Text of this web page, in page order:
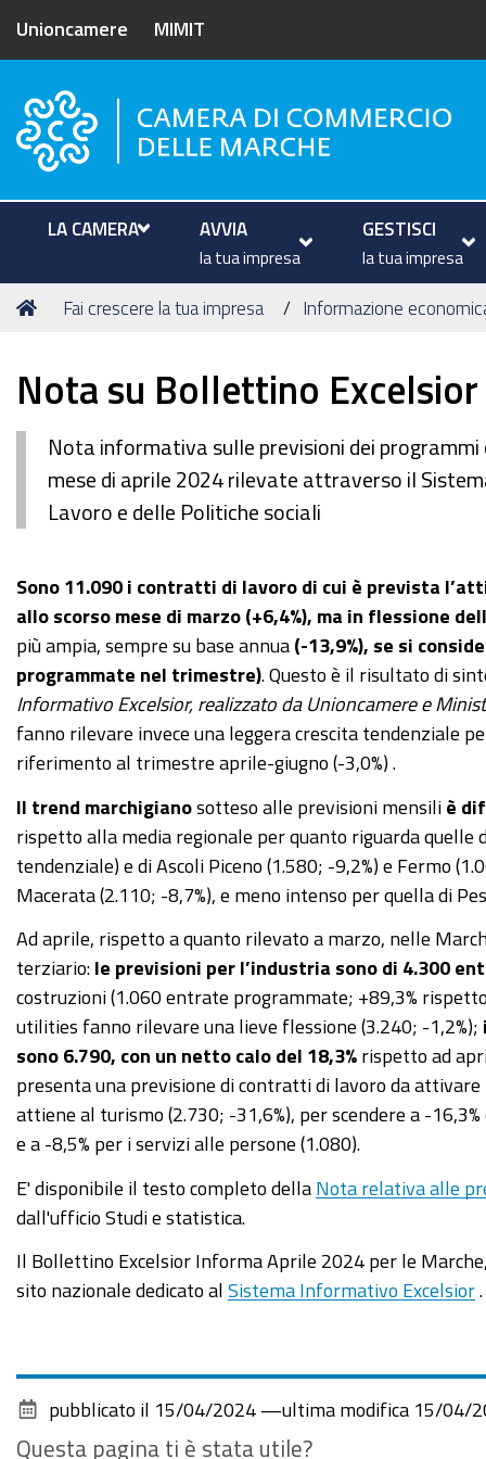
Unioncamere MIMIT
Camera di Commercio delle
LA CAMERA AVVIA
la tua impresa
GESTISCI
la tua impresa
Tu
Home
Fai crescere la tua impresa Informazione
Nota su Bollettino
Nota informativa sulle previsioni dei
mese di aprile 2024 rilevate attraverso il
Lavoro e delle Politiche sociali
Sono 11.090 i contratti di lavoro di cui è prevista
allo scorso mese di marzo (+6,4%), ma in flessione
più ampia, sempre su base annua (-13,9%), se si
programmate nel trimestre) . Questo è il risultato di
Informativo Excelsior, realizzato da Unioncamere e
fanno rilevare invece una leggera crescita tendenziale
riferimento al trimestre aprile-giugno (-3,0%) .
Il trend marchigiano sotteso alle previsioni mensili è
rispetto alla media regionale per quanto riguarda quelle
tendenziale) e di Ascoli Piceno (1.580; -9,2%) e Fermo
Macerata (2.110; -8,7%), e meno intenso per quella di
Ad aprile, rispetto a quanto rilevato a marzo, nelle
terziario: le previsioni per l’industria sono di 4.300
costruzioni (1.060 entrate programmate; +89,3%
utilities fanno rilevare una lieve flessione (3.240; -1,2%);
sono 6.790, con un netto calo del 18,3% rispetto ad
presenta una previsione di contratti di lavoro da
attiene al turismo (2.730; -31,6%), per scendere a -
e a -8,5% per i servizi alle persone (1.080).
E' disponibile il testo completo della Nota relativa alle
dall'ufficio Studi e statistica.
Il Bollettino Excelsior Informa Aprile 2024 per le
sito nazionale dedicato al Sistema Informativo Excelsior
pubblicato il 15/04/2024 —ultima modifica 15/04/
Questa pagina ti è stata utile?